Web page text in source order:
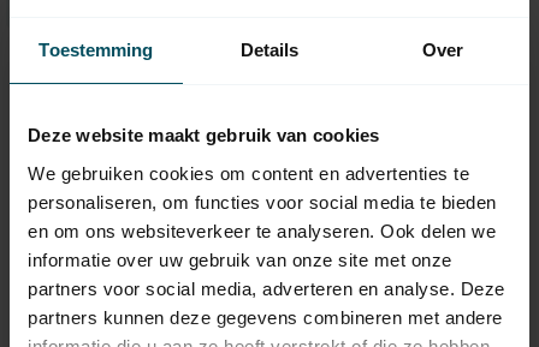
Toestemming Details Over
Deze website maakt gebruik van cookies
We gebruiken cookies om content en advertenties te
personaliseren, om functies voor social media te bieden
en om ons websiteverkeer te analyseren. Ook delen we
informatie over uw gebruik van onze site met onze
partners voor social media, adverteren en analyse. Deze
partners kunnen deze gegevens combineren met andere
BREL BREL